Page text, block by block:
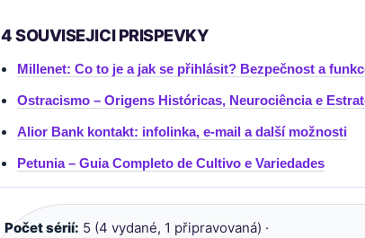
4 SOUVISEJICI PRISPEVKY
Millenet: Co to je a jak se přihlásit? Bezpečnost a
Ostracismo – Origens Históricas, Neurociência e
Alior Bank kontakt: infolinka, e-mail a další možnosti
Petunia – Guia Completo de Cultivo e Variedades
Počet sérií: 5 (4 vydané, 1 připravovaná) ·